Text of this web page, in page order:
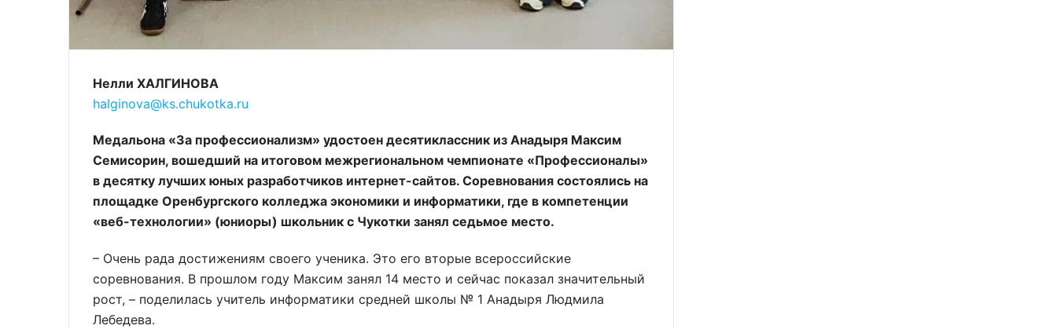
Нелли ХАЛГИНОВА
halginova@ks.chukotka.ru
Медальона «За профессионализм» удостоен десятиклассник из Анадыря Максим
Семисорин, вошедший на итоговом межрегиональном чемпионате «Профессионалы»
в десятку лучших юных разработчиков интернет-сайтов. Соревнования состоялись на
площадке Оренбургского колледжа экономики и информатики, где в компетенции
«веб-технологии» (юниоры) школьник с Чукотки занял седьмое место.
– Очень рада достижениям своего ученика. Это его вторые всероссийские
соревнования. В прошлом году Максим занял 14 место и сейчас показал значительный
рост, – поделилась учитель информатики средней школы № 1 Анадыря Людмила
Лебедева.